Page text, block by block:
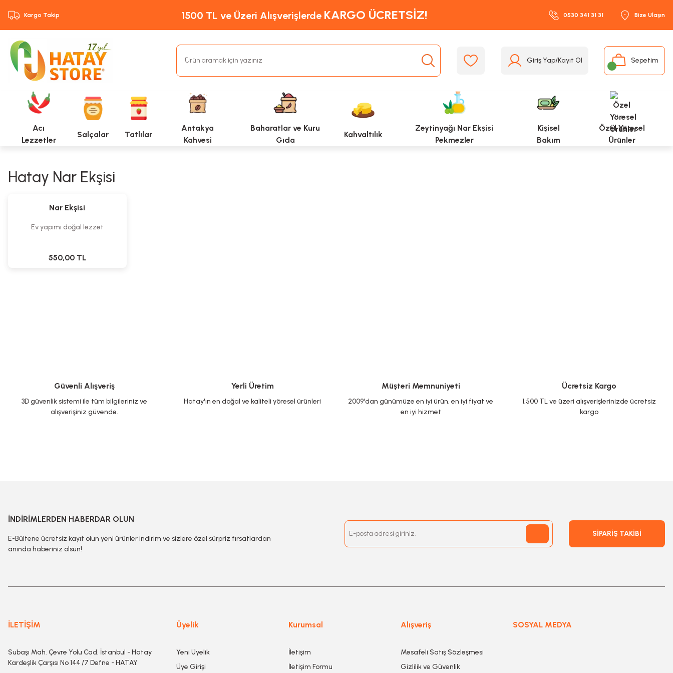
Kargo Takip 1500 TL ve Üzeri Alışverişlerde KARGO ÜCRETSİZ! 0530 341 31 31 Bize Ulaşın
Giriş Yap/Kayıt Ol Sepetim
Acı
Lezzetler
Salçalar Tatlılar
Antakya
Kahvesi
Baharatlar ve Kuru
Gıda
Kahvaltılık
Zeytinyağı Nar Ekşisi
Pekmezler
Kişisel
Bakım
Özel Yöresel
Ürünler
Hatay Nar Ekşisi
Nar Ekşisi
Ev yapımı doğal lezzet
550,00 TL
Güvenli Alışveriş
3D güvenlik sistemi ile tüm bilgileriniz ve
alışverişiniz güvende.
Yerli Üretim
Hatay'ın en doğal ve kaliteli yöresel ürünleri
Müşteri Memnuniyeti
2009'dan günümüze en iyi ürün, en iyi fiyat ve
en iyi hizmet
Ücretsiz Kargo
1.500 TL ve üzeri alışverişlerinizde ücretsiz
kargo
İNDİRİMLERDEN HABERDAR OLUN
E-Bültene ücretsiz kayıt olun yeni ürünler indirim ve sizlere özel sürpriz fırsatlardan
anında haberiniz olsun!
SİPARİŞ TAKİBİ
İLETİŞİM
Subaşı Mah. Çevre Yolu Cad. İstanbul - Hatay
Kardeşlik Çarşısı No 144 /7 Defne - HATAY
Üyelik
Yeni Üyelik
Üye Girişi
Kurumsal
İletişim
İletişim Formu
Alışveriş
Mesafeli Satış Sözleşmesi
Gizlilik ve Güvenlik
SOSYAL MEDYA